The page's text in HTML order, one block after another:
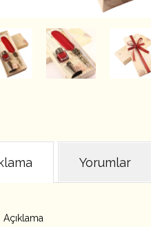
Yorumlar
Açıklama